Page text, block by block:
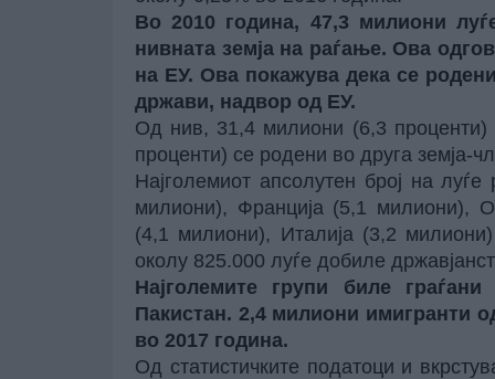
Во 2010 година, 47,3 милиони
нивната земја на раѓање. Ова
на ЕУ. Ова покажува дека се
држави, надвор од ЕУ.
Од нив, 31,4 милиони (6,3
проценти) се родени во друга земја-
Најголемиот апсолутен број на
милиони), Франција (5,1 милиони),
(4,1 милиони), Италија (3,2
околу 825.000 луѓе добиле
Најголемите групи биле
Пакистан. 2,4 милиони имигранти
во 2017 година.
Од статистичките податоци и